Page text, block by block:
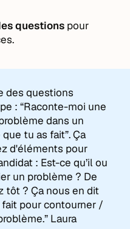
questions pour
des questions
: “Raconte-moi une
dans un
tu as fait”. Ça
d'éléments pour
: Est-ce qu’il ou
un problème ? De
tôt ? Ça nous en dit
fait pour contourner /
Laura